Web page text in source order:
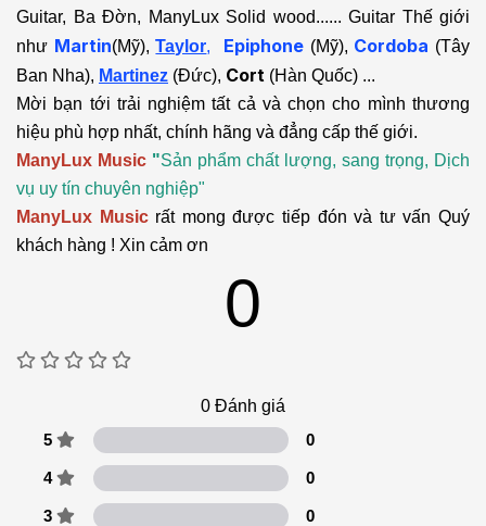
Guitar, Ba Đờn, ManyLux Solid wood...... Guitar Thế giới
như Martin(Mỹ),Taylor, Epiphone (Mỹ), Cordoba (Tây
Ban Nha), Martinez (Đức), Cort (Hàn Quốc) ...
Mời bạn tới trải nghiệm tất cả và chọn cho mình thương
hiệu phù hợp nhất, chính hãng và đẳng cấp thế giới.
ManyLux Music "Sản phẩm chất lượng, sang trọng, Dịch
vụ uy tín chuyên nghiệp"
ManyLux Music rất mong được tiếp đón và tư vấn Quý
khách hàng ! Xin cảm ơn
0
0 Đánh giá
5
0
4 0
3 0